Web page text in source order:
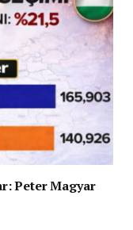
Peter Magyar